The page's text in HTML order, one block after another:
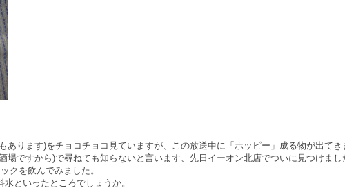
あります)をチョコチョコ見ていますが、この放送中に「ホッピー」成る物が出て
場ですから)で尋ねても知らないと言います、先日イーオン北店でついに見つけま
クを飲んでみました。
といったところでしょうか。